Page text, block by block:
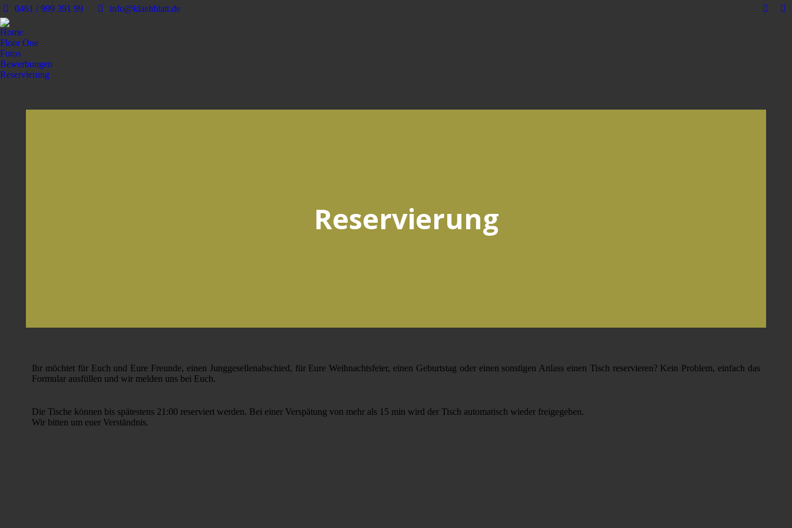
0461 / 999 391 99 info@klaehblatt.de
Home
Floor One
Fotos
Bewerbungen
Reservierung
Reservierung
Ihr möchtet für Euch und Eure Freunde, einen Junggesellenabschied, für Eure Weihnachtsfeier, einen Geburtstag oder einen sonstigen Anlass einen Tisch reservieren? Kein Problem, einfach das
Formular ausfüllen und wir melden uns bei Euch.
Die Tische können bis spätestens 21:00 reserviert werden. Bei einer Verspätung von mehr als 15 min wird der Tisch automatisch wieder freigegeben.
Wir bitten um euer Verständnis.